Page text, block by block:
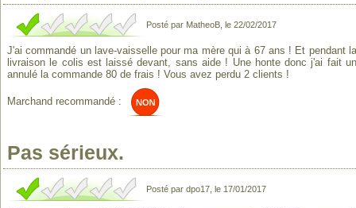
Posté par MatheoB, le 22/02/2017
J'ai commandé un lave-vaisselle pour ma mère qui à 67 ans ! Et pendant la
livraison le colis est laissé devant, sans aide ! Une honte donc j'ai fait un
annulé la commande 80 de frais ! Vous avez perdu 2 clients !
Marchand recommandé :
Pas sérieux.
Posté par dpo17, le 17/01/2017